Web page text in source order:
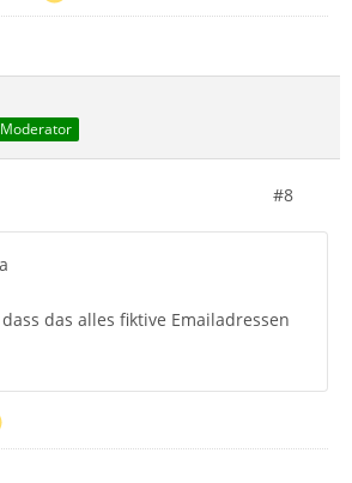
#8
das alles fiktive Emailadressen